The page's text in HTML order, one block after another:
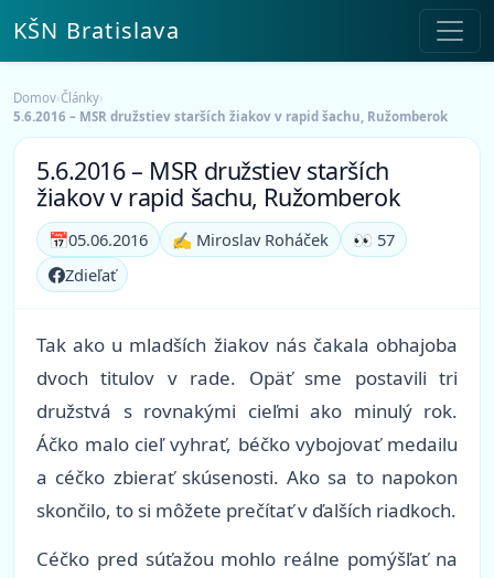
KŠN Bratislava
Domov›Články›
5.6.2016 – MSR družstiev starších žiakov v rapid šachu, Ružomberok
5.6.2016 – MSR družstiev starších
žiakov v rapid šachu, Ružomberok
📅05.06.2016 ✍️ Miroslav Roháček
👀 57
Zdieľať
Tak ako u mladších žiakov nás čakala obhajoba
dvoch titulov v rade. Opäť sme postavili tri
družstvá s rovnakými cieľmi ako minulý rok.
Áčko malo cieľ vyhrať, béčko vybojovať medailu
a céčko zbierať skúsenosti. Ako sa to napokon
skončilo, to si môžete prečítať v ďalších riadkoch.
Céčko pred súťažou mohlo reálne pomýšľať na